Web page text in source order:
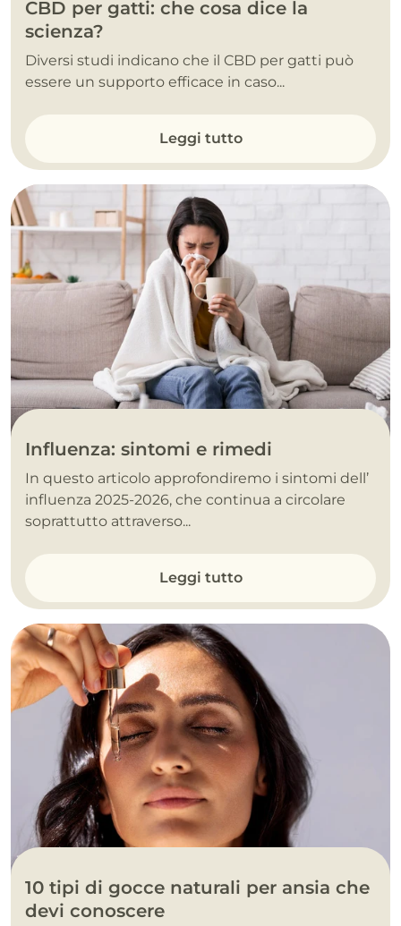
CBD per gatti: che cosa dice la
scienza?
Diversi studi indicano che il CBD per gatti può
essere un supporto efficace in caso...
Leggi tutto
Influenza: sintomi e rimedi
In questo articolo approfondiremo i sintomi dell’
influenza 2025-2026, che continua a circolare
soprattutto attraverso...
Leggi tutto
10 tipi di gocce naturali per ansia che
devi conoscere